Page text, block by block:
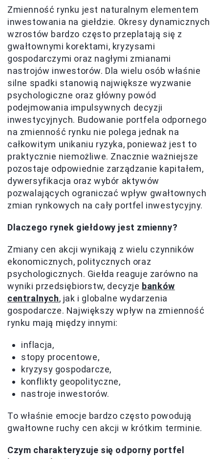
Zmienność rynku jest naturalnym elementem
inwestowania na giełdzie. Okresy dynamicznych
wzrostów bardzo często przeplatają się z
gwałtownymi korektami, kryzysami
gospodarczymi oraz nagłymi zmianami
nastrojów inwestorów. Dla wielu osób właśnie
silne spadki stanowią największe wyzwanie
psychologiczne oraz główny powód
podejmowania impulsywnych decyzji
inwestycyjnych. Budowanie portfela odpornego
na zmienność rynku nie polega jednak na
całkowitym unikaniu ryzyka, ponieważ jest to
praktycznie niemożliwe. Znacznie ważniejsze
pozostaje odpowiednie zarządzanie kapitałem,
dywersyfikacja oraz wybór aktywów
pozwalających ograniczać wpływ gwałtownych
zmian rynkowych na cały portfel inwestycyjny.
Dlaczego rynek giełdowy jest zmienny?
Zmiany cen akcji wynikają z wielu czynników
ekonomicznych, politycznych oraz
psychologicznych. Giełda reaguje zarówno na
wyniki przedsiębiorstw, decyzje banków
centralnych, jak i globalne wydarzenia
gospodarcze. Największy wpływ na zmienność
rynku mają między innymi:
inflacja,
stopy procentowe,
kryzysy gospodarcze,
konflikty geopolityczne,
nastroje inwestorów.
To właśnie emocje bardzo często powodują
gwałtowne ruchy cen akcji w krótkim terminie.
Czym charakteryzuje się odporny portfel